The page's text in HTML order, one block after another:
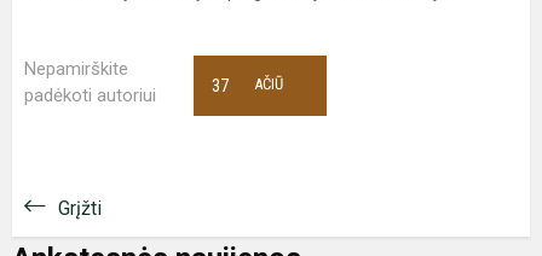
Nepamirškite
padėkoti autoriui
AČIŪ
37
Grįžti